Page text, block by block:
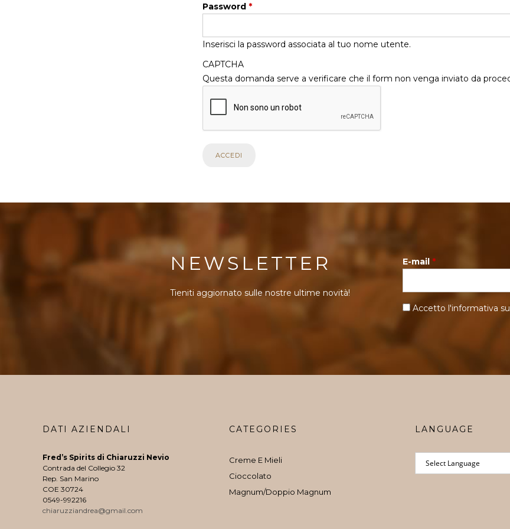
Password *
Inserisci la password associata al tuo nome utente.
CAPTCHA
Questa domanda serve a verificare che il form non venga inviato da
NEWSLETTER
Tieniti aggiornato sulle nostre ultime novità!
E-mail *
Accetto l'informativa
DATI AZIENDALI
Fred’s Spirits di Chiaruzzi Nevio
Contrada del Collegio 32
Rep. San Marino
COE 30724
0549-992216
chiaruzziandrea@gmail.com
CATEGORIES
Creme E Mieli
Cioccolato
Magnum/Doppio Magnum
LANGUAGE